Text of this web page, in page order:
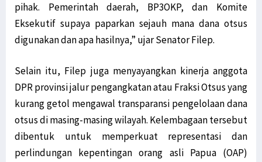
pihak. Pemerintah daerah, BP3OKP, dan Komite
Eksekutif supaya paparkan sejauh mana dana otsus
digunakan dan apa hasilnya,” ujar Senator Filep.
Selain itu, Filep juga menyayangkan kinerja anggota
DPR provinsi jalur pengangkatan atau Fraksi Otsus yang
kurang getol mengawal transparansi pengelolaan dana
otsus di masing-masing wilayah. Kelembagaan tersebut
dibentuk untuk memperkuat representasi dan
perlindungan kepentingan orang asli Papua (OAP)